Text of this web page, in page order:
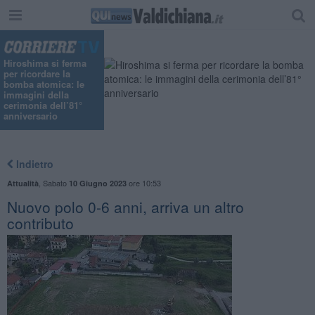
Hiroshima si ferma
per ricordare la
bomba atomica: le
immagini della
cerimonia dell’81°
anniversario
Indietro
Attualità Sabato 10 Giugno 2023ore 10:53
Nuovo polo 0-6 anni, arriva un altro
contributo